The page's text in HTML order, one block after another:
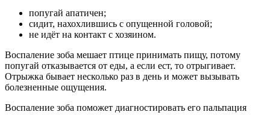
попугай апатичен;
сидит, нахохлившись с опущенной головой;
не идёт на контакт с хозяином.
Воспаление зоба мешает птице принимать пищу, потому
попугай отказывается от еды, а если ест, то отрыгивает.
Отрыжка бывает несколько раз в день и может вызывать
болезненные ощущения.
Воспаление зоба поможет диагностировать его пальпация